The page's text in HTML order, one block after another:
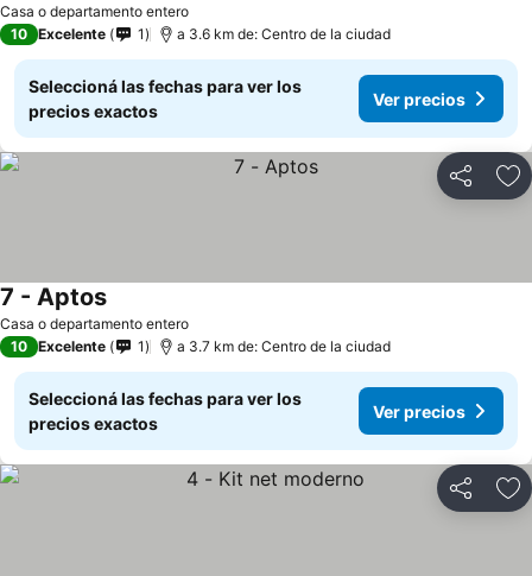
Casa o departamento entero
10 Excelente 1 a 3.6 km de: Centro de la ciudad
Seleccioná las fechas para ver los
precios exactos
Ver precios
Compartir
Casa o departamento entero
7 - Aptos
10 Excelente 1 a 3.7 km de: Centro de la ciudad
Seleccioná las fechas para ver los
precios exactos
Ver precios
Compartir